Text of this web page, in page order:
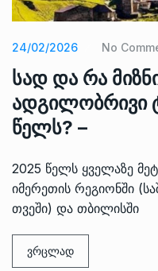
24/02/2026 No
სად და რა
ადგილობრივი
წელს? –
2025 წელს ყველაზე
იმერეთის რეგიონში
თვეში) და თბილისში
ვრცლად